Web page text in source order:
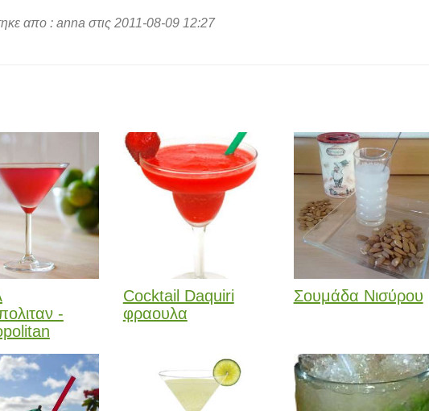
απο : anna στις 2011-08-09 12:27
-
Cocktail Daquiri
φραουλα
Σουμάδα Νισύρου